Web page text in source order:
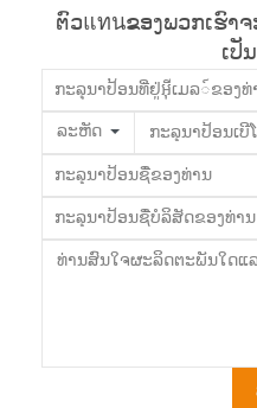
ຕົວแทนຂອງພວກເຮົາ
ເປັ
ລະຫັດ